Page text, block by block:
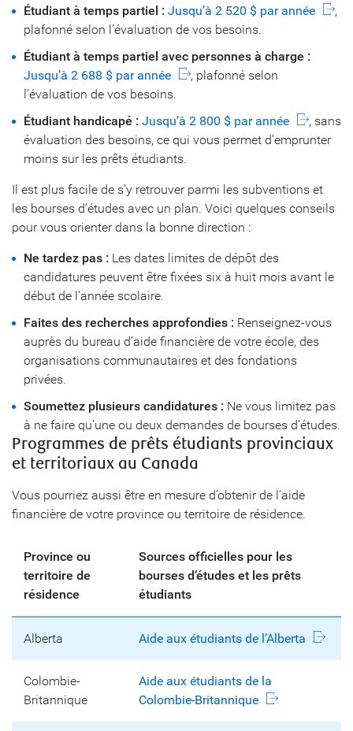
Étudiant à temps partiel : Jusqu’à 2 520 $ par année
,
plafonné selon l’évaluation de vos besoins.
Étudiant à temps partiel avec personnes à charge :
Jusqu’à 2 688 $ par année
, plafonné selon
l’évaluation de vos besoins.
Étudiant handicapé : Jusqu’à 2 800 $ par année
, sans
évaluation des besoins, ce qui vous permet d’emprunter
moins sur les prêts étudiants.
Il est plus facile de s’y retrouver parmi les subventions et
les bourses d’études avec un plan. Voici quelques conseils
pour vous orienter dans la bonne direction :
Ne tardez pas : Les dates limites de dépôt des
candidatures peuvent être fixées six à huit mois avant le
début de l’année scolaire.
Faites des recherches approfondies : Renseignez-vous
auprès du bureau d’aide financière de votre école, des
organisations communautaires et des fondations
privées.
Soumettez plusieurs candidatures : Ne vous limitez pas
à ne faire qu’une ou deux demandes de bourses d’études.
Programmes de prêts étudiants provinciaux
et territoriaux au Canada
Vous pourriez aussi être en mesure d’obtenir de l’aide
financière de votre province ou territoire de résidence.
Province ou
territoire de
résidence
Sources officielles pour les
bourses d’études et les prêts
étudiants
Alberta Aide aux étudiants de l’Alberta
Colombie-
Britannique
Aide aux étudiants de la
Colombie-Britannique